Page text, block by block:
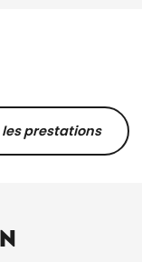
prestations